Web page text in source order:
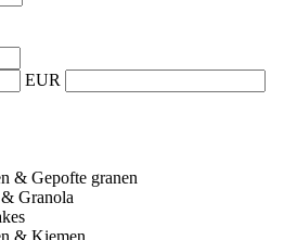
EUR
& Gepofte granen
Granola
& Kiemen